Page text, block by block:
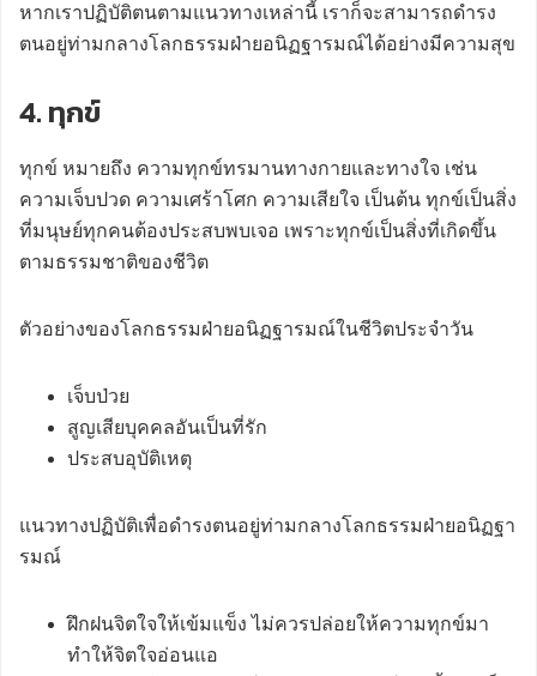
หากเราปฏิบัติตนตามแนวทางเหล่านี้ เราก็จะสามารถดำรง
ตนอยู่ท่ามกลางโลกธรรมฝ่ายอนิฏฐารมณ์ได้อย่างมีความสุข
4. ทุกข์
ทุกข์ หมายถึง ความทุกข์ทรมานทางกายและทางใจ เช่น
ความเจ็บปวด ความเศร้าโศก ความเสียใจ เป็นต้น ทุกข์เป็นสิ่ง
ที่มนุษย์ทุกคนต้องประสบพบเจอ เพราะทุกข์เป็นสิ่งที่เกิดขึ้น
ตามธรรมชาติของชีวิต
ตัวอย่างของโลกธรรมฝ่ายอนิฏฐารมณ์ในชีวิตประจำวัน
เจ็บป่วย
สูญเสียบุคคลอันเป็นที่รัก
ประสบอุบัติเหตุ
แนวทางปฏิบัติเพื่อดำรงตนอยู่ท่ามกลางโลกธรรมฝ่ายอนิฏฐา
รมณ์
ฝึกฝนจิตใจให้เข้มแข็ง ไม่ควรปล่อยให้ความทุกข์มา
ทำให้จิตใจอ่อนแอ